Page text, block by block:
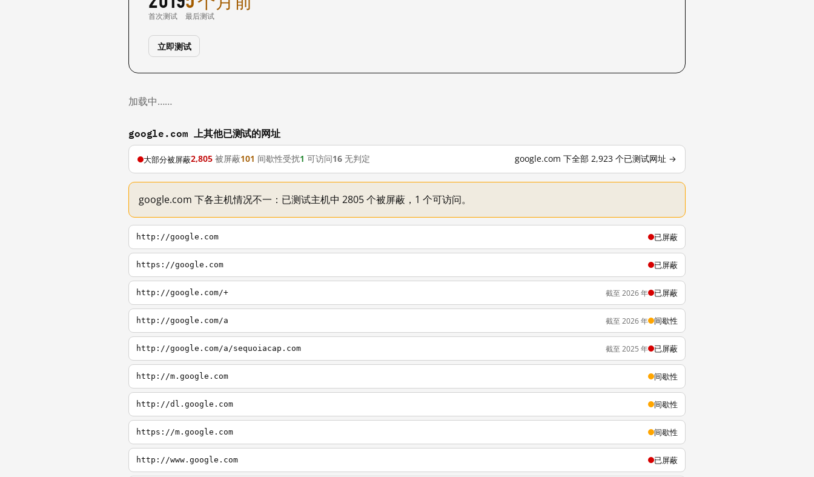
首次测试 最后测试
立即测试
加载中……
google.com 上其他已测试的网址
大部分被屏蔽2,805 被屏蔽101 间歇性受扰1 可访问16 无判定 google.com 下全部 2,923 个已测试网址 →
google.com 下各主机情况不一：已测试主机中 2805 个被屏蔽，1 个可访问。
http://google.com 已屏蔽
https://google.com 已屏蔽
http://google.com/+ 截至 2026 年 已屏蔽
http://google.com/a 截至 2026 年 间歇性
http://google.com/a/sequoiacap.com 截至 2025 年 已屏蔽
http://m.google.com 间歇性
http://dl.google.com 间歇性
https://m.google.com 间歇性
http://www.google.com 已屏蔽